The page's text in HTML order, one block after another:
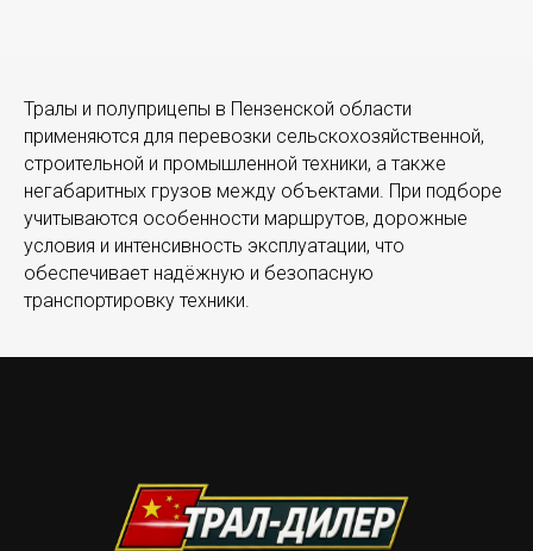
Тралы и полуприцепы в Пензенской области
применяются для перевозки сельскохозяйственной,
строительной и промышленной техники, а также
негабаритных грузов между объектами. При подборе
учитываются особенности маршрутов, дорожные
условия и интенсивность эксплуатации, что
обеспечивает надёжную и безопасную
транспортировку техники.